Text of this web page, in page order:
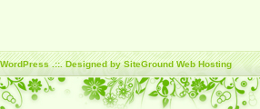
WordPress.::. Designed by SiteGroundWeb Hosting